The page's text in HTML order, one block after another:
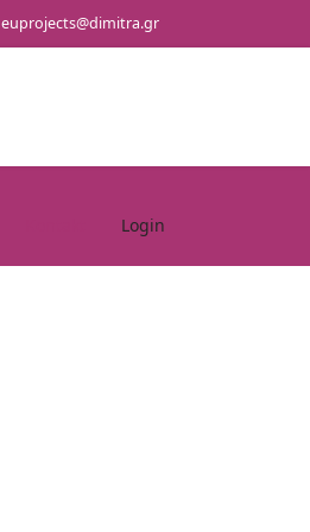
euprojects@dimitra.gr
Login